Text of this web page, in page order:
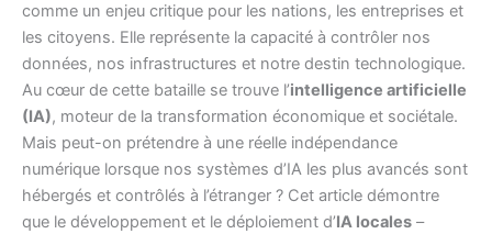
comme un enjeu critique pour les nations, les entreprises et
les citoyens. Elle représente la capacité à contrôler nos
données, nos infrastructures et notre destin technologique.
Au cœur de cette bataille se trouve l’intelligence artificielle
(IA), moteur de la transformation économique et sociétale.
Mais peut-on prétendre à une réelle indépendance
numérique lorsque nos systèmes d’IA les plus avancés sont
hébergés et contrôlés à l’étranger ? Cet article démontre
que le développement et le déploiement d’IA locales –